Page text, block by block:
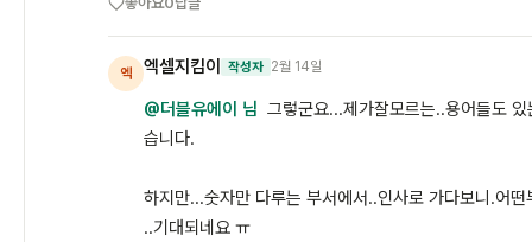
엑 엑셀지킴이 작성자 2월 14일
@더블유에이 님 그렇군요...제가잘모르는..용어들도
습니다.
하지만...숫자만 다루는 부서에서..인사로 가다보니.어
..기대되네요 ㅠ